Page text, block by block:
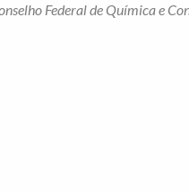
Federal de Química e